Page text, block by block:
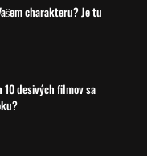
charakteru? Je tu
desivých filmov sa